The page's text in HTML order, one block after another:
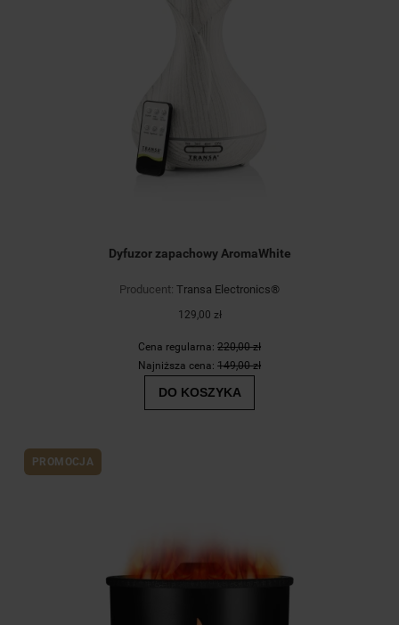
Dyfuzor zapachowy AromaWhite
Producent: Transa Electronics®
129,00 zł
Cena regularna: 220,00 zł
Najniższa cena: 149,00 zł
DO KOSZYKA
PROMOCJA